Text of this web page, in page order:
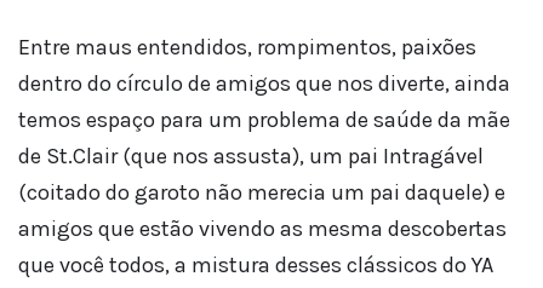
Entre maus entendidos, rompimentos, paixões
dentro do círculo de amigos que nos diverte, ainda
temos espaço para um problema de saúde da mãe
de St.Clair (que nos assusta), um pai Intragável
(coitado do garoto não merecia um pai daquele) e
amigos que estão vivendo as mesma descobertas
que você todos, a mistura desses clássicos do YA